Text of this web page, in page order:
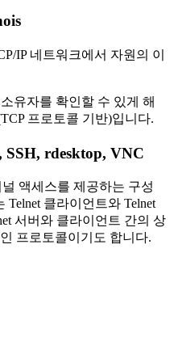
IP 네트워크에서 자원의 이
유자를 확인할 수 있게 해
프로토콜 기반)입니다.
SSH, rdesktop, VNC
액세스를 제공하는 구성
Telnet 클라이언트와 Telnet
서버와 클라이언트 간의 상
프로토콜이기도 합니다.